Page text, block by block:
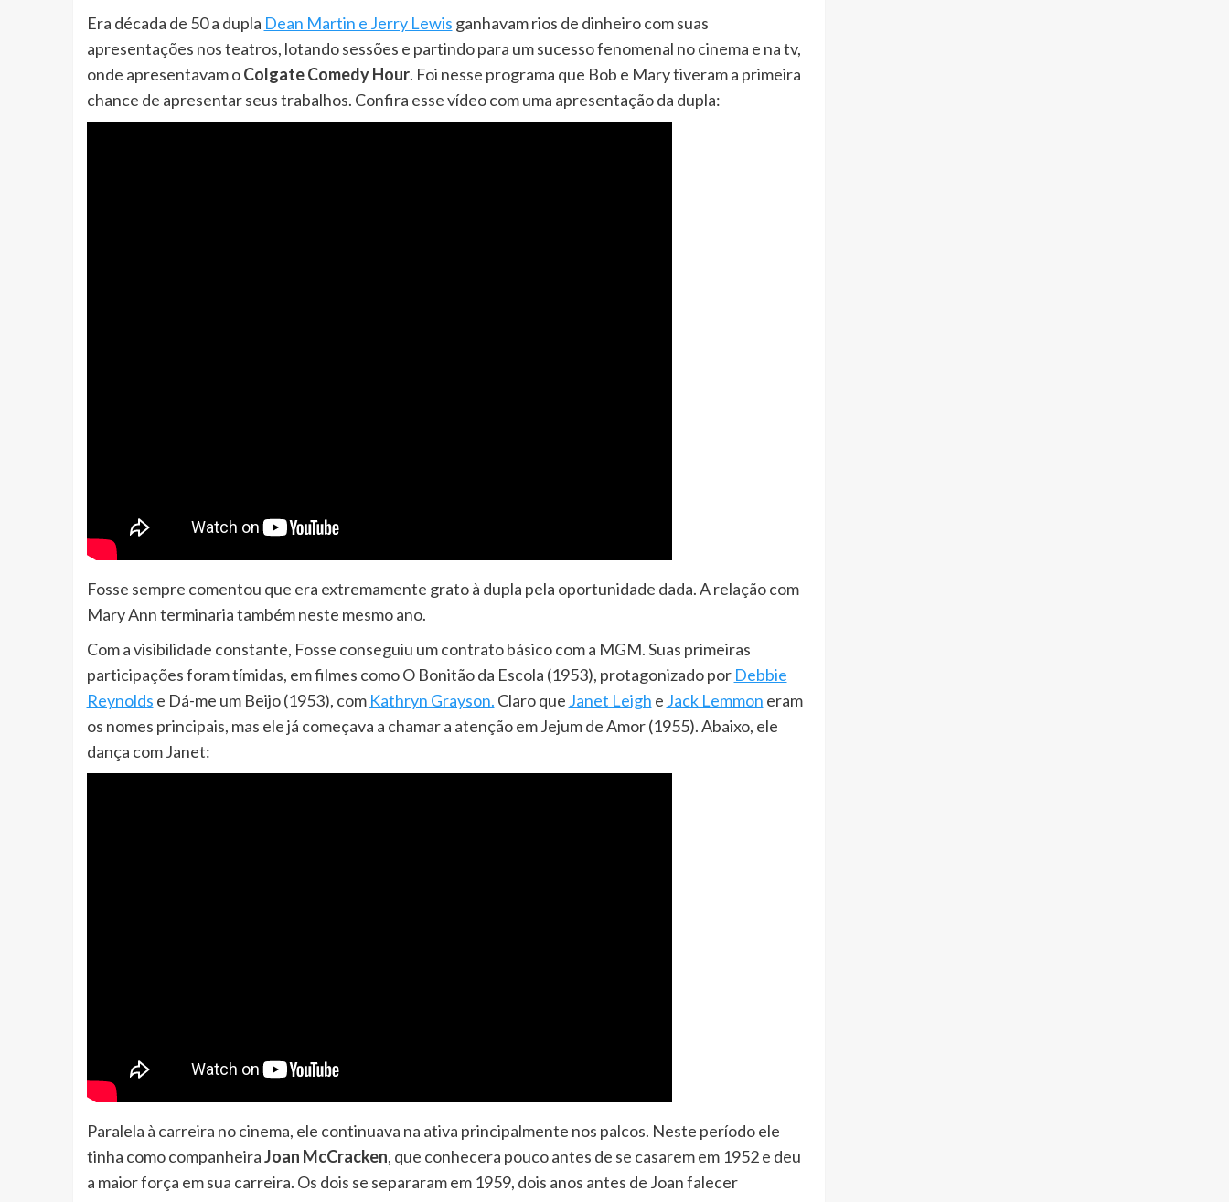
Era década de 50 a dupla Dean Martin e Jerry Lewis ganhavam rios de dinheiro com suas
apresentações nos teatros, lotando sessões e partindo para um sucesso fenomenal no cinema e na tv,
onde apresentavam oColgate Comedy Hour. Foi nesse programa que Bob e Mary tiveram a primeira
chance de apresentar seus trabalhos. Confira esse vídeo com uma apresentação da dupla:
Fosse sempre comentou que era extremamente grato à dupla pela oportunidade dada. A relação com
Mary Ann terminaria também neste mesmo ano.
Com a visibilidade constante, Fosse conseguiu um contrato básico com a MGM. Suas primeiras
participações foram tímidas, em filmes como O Bonitão da Escola (1953), protagonizado por Debbie
Reynolds e Dá-me um Beijo (1953), com Kathryn Grayson. Claro que Janet Leigh e Jack Lemmon eram
os nomes principais, mas ele já começava a chamar a atenção em Jejum de Amor (1955). Abaixo, ele
dança com Janet:
Paralela à carreira no cinema, ele continuava na ativa principalmente nos palcos. Neste período ele
tinha como companheiraJoan McCracken, que conhecera pouco antes de se casarem em 1952 e deu
a maior força em sua carreira. Os dois se separaram em 1959, dois anos antes de Joan falecer